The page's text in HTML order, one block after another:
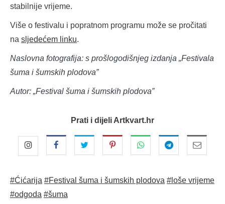
stabilnije vrijeme.
Više o festivalu i popratnom programu može se pročitati
na sljedećem linku.
Naslovna fotografija: s prošlogodišnjeg izdanja „Festivala
šuma i šumskih plodova”
Autor: „Festival šuma i šumskih plodova”
Prati i dijeli Artkvart.hr
#Ćićarija #Festival šuma i šumskih plodova #loše vrijeme
#odgoda #šuma